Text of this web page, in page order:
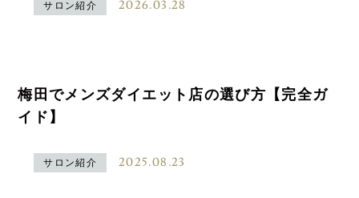
サロン紹介 2026.03.28
梅田でメンズダイエット店の選び方【完全ガ
イド】
サロン紹介 2025.08.23